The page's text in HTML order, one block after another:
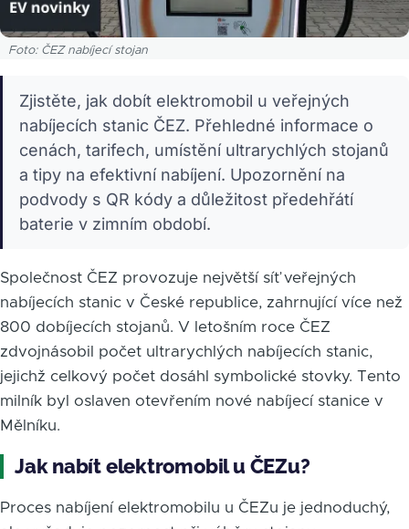
Foto: ČEZ nabíjecí stojan
Zjistěte, jak dobít elektromobil u veřejných
nabíjecích stanic ČEZ. Přehledné informace o
cenách, tarifech, umístění ultrarychlých stojanů
a tipy na efektivní nabíjení. Upozornění na
podvody s QR kódy a důležitost předehřátí
baterie v zimním období.
Společnost ČEZ provozuje největší síť veřejných
nabíjecích stanic v České republice, zahrnující více než
800 dobíjecích stojanů. V letošním roce ČEZ
zdvojnásobil počet ultrarychlých nabíjecích stanic,
jejichž celkový počet dosáhl symbolické stovky. Tento
milník byl oslaven otevřením nové nabíjecí stanice v
Mělníku.
Jak nabít elektromobil u ČEZu?
Proces nabíjení elektromobilu u ČEZu je jednoduchý,